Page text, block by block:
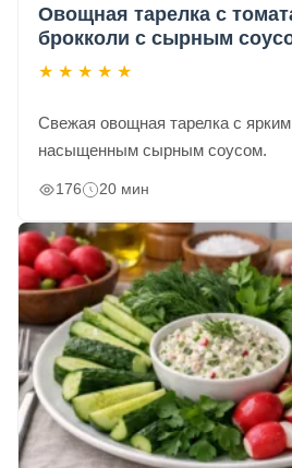
Овощная тарелка с
брокколи с сырным
★ ★ ★ ★ ★
Свежая овощная тарелка с
насыщенным сырным соусом.
176 20 мин